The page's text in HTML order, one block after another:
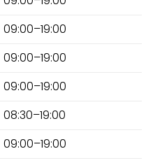
09:00–19:00
09:00–19:00
09:00–19:00
08:30–19:00
09:00–19:00